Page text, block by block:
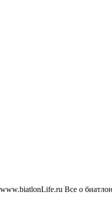
www.biatlonLife.ru Все о